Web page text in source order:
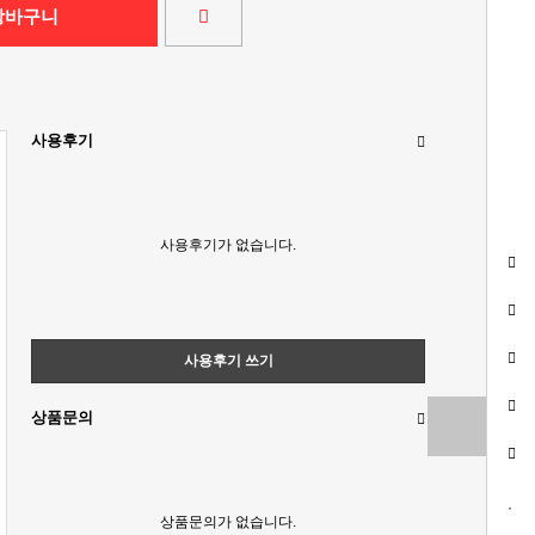
바구니
사용후기
사용후기가 없습니다.
사용후기 쓰기
상품문의
상품문의가 없습니다.